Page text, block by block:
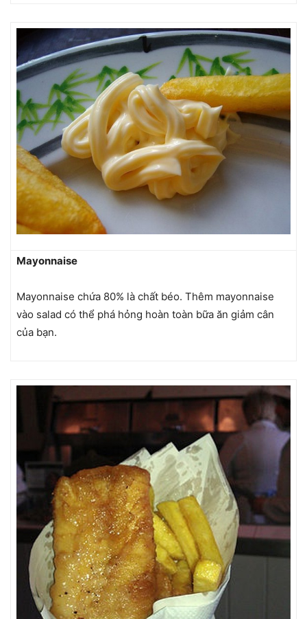
Mayonnaise
Mayonnaise chứa 80% là chất béo. Thêm mayonnaise
vào salad có thể phá hỏng hoàn toàn bữa ăn giảm cân
của bạn.